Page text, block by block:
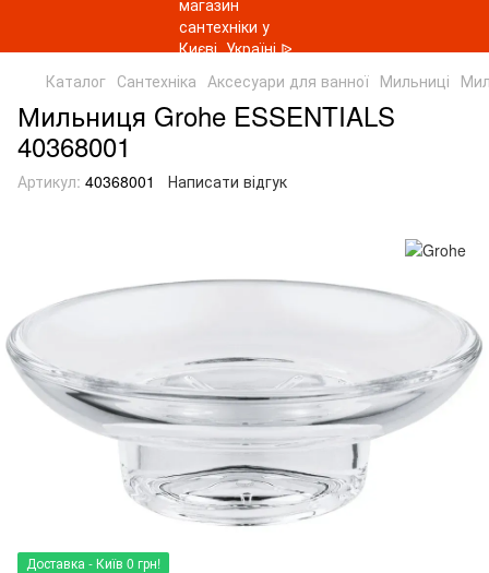
Каталог Сантехніка Аксесуари для ванної Мильниці
Мильниця Grohe ESSENTIALS
40368001
Артикул: 40368001 Написати відгук
Доставка - Київ 0 грн!